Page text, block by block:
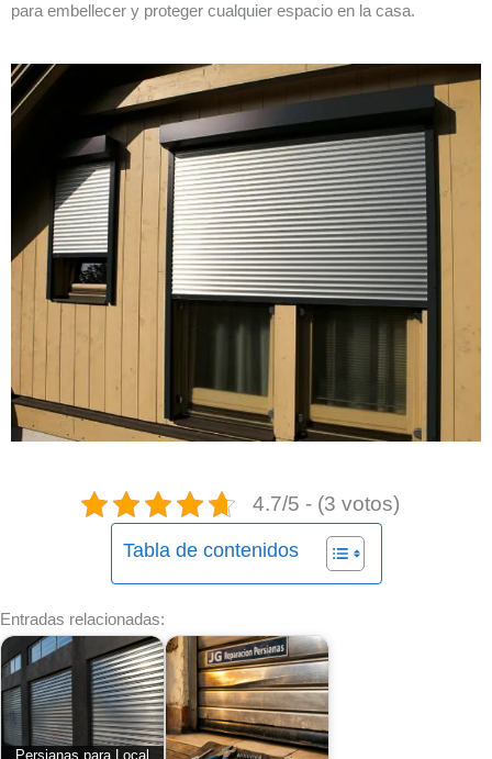
para embellecer y proteger cualquier espacio en la casa.
4.7/5 - (3 votos)
Tabla de contenidos
Entradas relacionadas:
Persianas para Local